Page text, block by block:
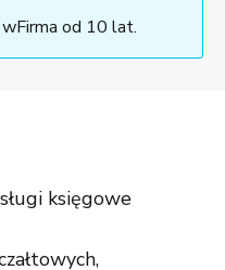
od 10 lat.
księgowe